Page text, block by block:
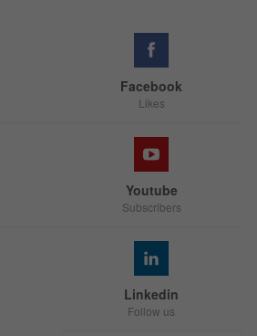
Facebook
Likes
Youtube
Subscribers
Linkedin
Follow us